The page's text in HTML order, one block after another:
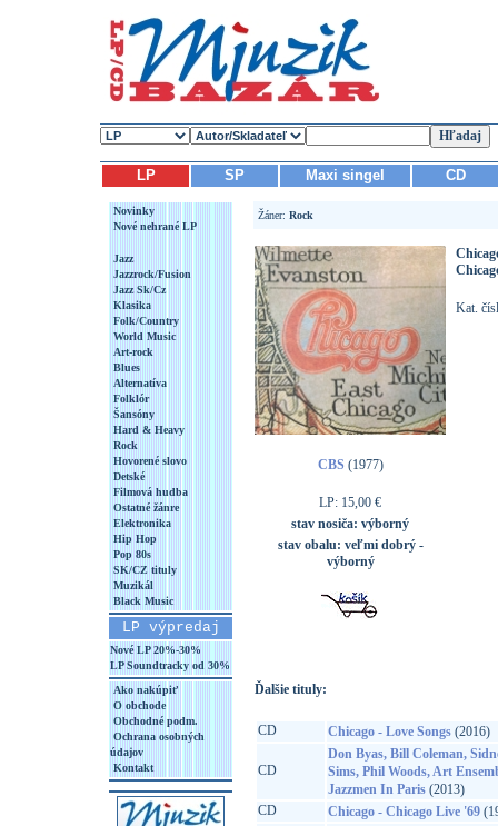
LP SP Maxi singel CD
Novinky
Nové nehrané LP
Jazz
Jazzrock/Fusion
Jazz Sk/Cz
Klasika
Folk/Country
World Music
Art-rock
Blues
Alternatíva
Folklór
Šansóny
Hard & Heavy
Rock
Hovorené slovo
Detské
Filmová hudba
Ostatné žánre
Elektronika
Hip Hop
Pop 80s
SK/CZ tituly
Muzikál
Black Music
LP výpredaj
Nové LP 20%-30%
LP Soundtracky od 30%
Ako nakúpiť
O obchode
Obchodné podm.
Ochrana osobných
údajov
Kontakt
Žáner: Rock
CBS (1977)
LP: 15,00 €
stav nosiča: výborný
stav obalu: veľmi dobrý -
výborný
Kat.
Ďalšie tituly:
CD Chicago - Love Songs(2016)
CD
Don Byas, Bill Coleman,
Sims, Phil Woods, Art
Jazzmen In Paris(2013)
CD
Chicago - Chicago Live '69